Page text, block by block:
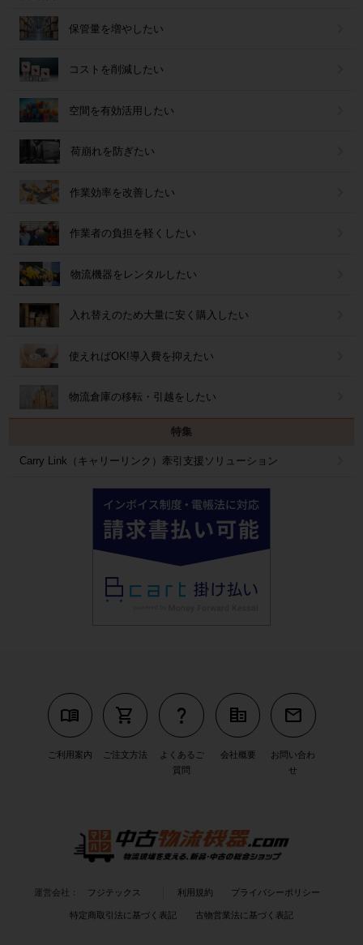
保管量を増やしたい
コストを削減したい
空間を有効活用したい
荷崩れを防ぎたい
作業効率を改善したい
作業者の負担を軽くしたい
物流機器をレンタルしたい
入れ替えのため大量に安く購入したい
使えればOK!導入費を抑えたい
物流倉庫の移転・引越をしたい
特集
Carry Link（キャリーリンク）牽引支援ソリューション
menu_book
ご利用案内
shopping_cart
ご注文方法
question_mark
よくあるご
質問
corporate_fare
会社概要
mail
お問い合わ
せ
運営会社： フジテックス 利用規約 プライバシーポリシー
特定商取引法に基づく表記 古物営業法に基づく表記